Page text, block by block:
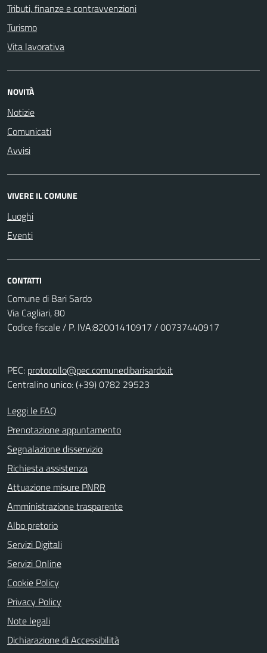
Tributi, finanze e contravvenzioni
Turismo
Vita lavorativa
NOVITÀ
Notizie
Comunicati
Avvisi
VIVERE IL COMUNE
Luoghi
Eventi
CONTATTI
Comune di Bari Sardo
Via Cagliari, 80
Codice fiscale / P. IVA:82001410917 / 00737440917
PEC: protocollo@pec.comunedibarisardo.it
Centralino unico: (+39) 0782 29523
Leggi le FAQ
Prenotazione appuntamento
Segnalazione disservizio
Richiesta assistenza
Attuazione misure PNRR
Amministrazione trasparente
Albo pretorio
Servizi Digitali
Servizi Online
Cookie Policy
Privacy Policy
Note legali
Dichiarazione di Accessibilità